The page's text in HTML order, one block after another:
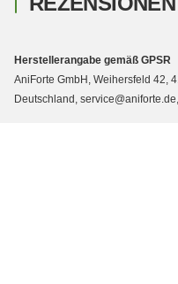
Herstellerangabe gemäß GPSR
AniForte GmbH, Weihersfeld 42,
Deutschland,